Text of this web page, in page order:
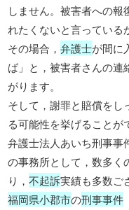
しません。被害者への
れたくないと言っている
その場合，弁護士が間に
ば」と，被害者さんの連
がります。
そして，謝罪と賠償をし
る可能性を挙げることが
弁護士法人あいち刑事事
の事務所として，数多く
り，不起訴実績も多数ご
福岡県小郡市の刑事事件